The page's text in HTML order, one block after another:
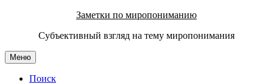
содержимому
Заметки по миропониманию
Субъективный взгляд на тему миропонимания
Меню
Поиск